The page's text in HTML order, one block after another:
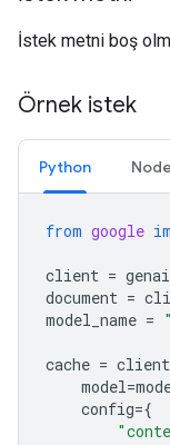
İstek metni boş
Örnek istek
Python
from google
client = genai
document =
model_name =
cache = client
model=
config={